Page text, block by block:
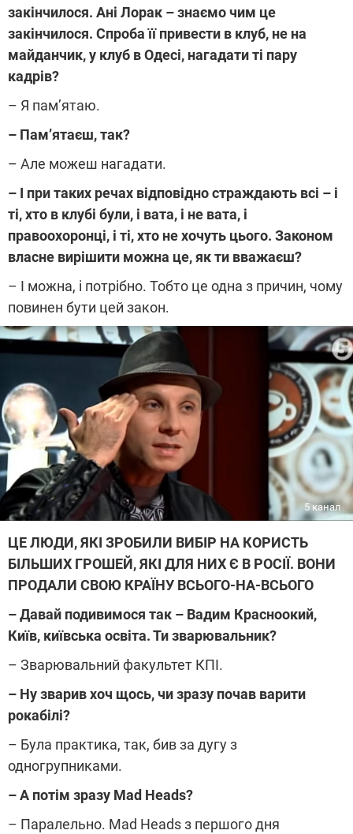
закінчилося. Ані Лорак – знаємо чим це
закінчилося. Спроба її привести в клуб, не на
майданчик, у клуб в Одесі, нагадати ті пару
кадрів?
– Я пам’ятаю.
– Пам’ятаєш, так?
– Але можеш нагадати.
– І при таких речах відповідно страждають всі – і
ті, хто в клубі були, і вата, і не вата, і
правоохоронці, і ті, хто не хочуть цього. Законом
власне вирішити можна це, як ти вважаєш?
– І можна, і потрібно. Тобто це одна з причин, чому
повинен бути цей закон.
5 канал
ЦЕ ЛЮДИ, ЯКІ ЗРОБИЛИ ВИБІР НА КОРИСТЬ
БІЛЬШИХ ГРОШЕЙ, ЯКІ ДЛЯ НИХ Є В РОСІЇ. ВОНИ
ПРОДАЛИ СВОЮ КРАЇНУ ВСЬОГО-НА-ВСЬОГО
– Давай подивимося так – Вадим Красноокий,
Київ, київська освіта. Ти зварювальник?
– Зварювальний факультет КПІ.
– Ну зварив хоч щось, чи зразу почав варити
рокабілі?
– Була практика, так, бив за дугу з
одногрупниками.
– А потім зразу Mad Heads?
– Паралельно. Mad Heads з першого дня